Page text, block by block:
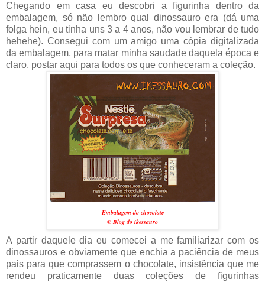
Chegando em casa eu descobri a figurinha dentro da
embalagem, só não lembro qual dinossauro era (dá uma
folga hein, eu tinha uns 3 a 4 anos, não vou lembrar de tudo
hehehe). Consegui com um amigo uma cópia digitalizada
da embalagem, para matar minha saudade daquela época e
claro, postar aqui para todos os que conheceram a coleção.
Embalagem do chocolate
© Blog do ikessauro
A partir daquele dia eu comecei a me familiarizar com os
dinossauros e obviamente que enchia a paciência de meus
pais para que comprassem o chocolate, insistência que me
rendeu praticamente duas coleções de figurinhas